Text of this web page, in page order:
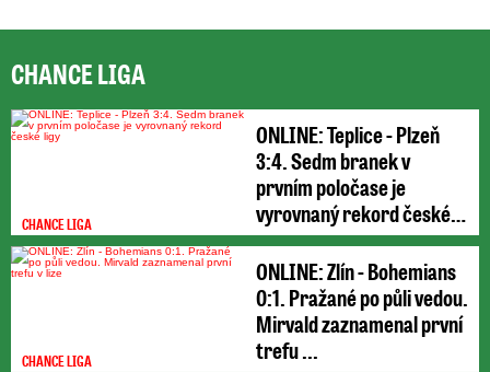
CHANCE LIGA
CHANCE LIGA
ONLINE: Teplice - Plzeň
3:4. Sedm branek v
prvním poločase je
vyrovnaný rekord české
...
CHANCE LIGA
ONLINE: Zlín - Bohemians
0:1. Pražané po půli vedou.
Mirvald zaznamenal první
trefu ...